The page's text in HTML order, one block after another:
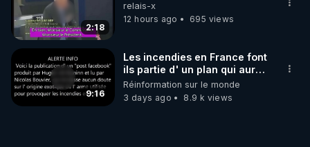
2:18
relais-x
12 hours ago
695 views
9:16
Les incendies en France font
ils partie d' un plan qui aurait
débuté le 11 septembre 2001
?
Réinformation sur le monde
3 days ago
8.9 k views